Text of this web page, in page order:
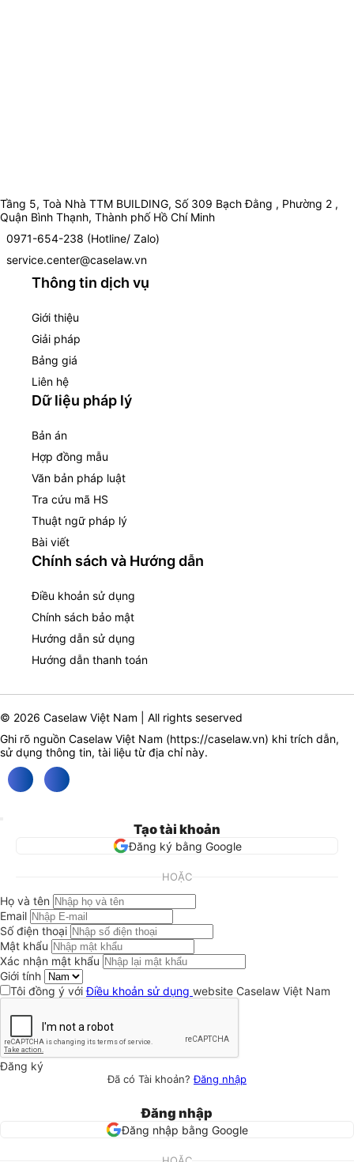
Tầng 5, Toà Nhà TTM BUILDING, Số 309 Bạch Đằng , Phường 2 ,
Quận Bình Thạnh, Thành phố Hồ Chí Minh
0971-654-238 (Hotline/ Zalo)
service.center@caselaw.vn
Thông tin dịch vụ
Giới thiệu
Giải pháp
Bảng giá
Liên hệ
Dữ liệu pháp lý
Bản án
Hợp đồng mẫu
Văn bản pháp luật
Tra cứu mã HS
Thuật ngữ pháp lý
Bài viết
Chính sách và Hướng dẫn
Điều khoản sử dụng
Chính sách bảo mật
Hướng dẫn sử dụng
Hướng dẫn thanh toán
© 2026 Caselaw Việt Nam | All rights seserved
Ghi rõ nguồn Caselaw Việt Nam (https://caselaw.vn) khi trích dẫn,
sử dụng thông tin, tài liệu từ địa chỉ này.
Tạo tài khoản
Đăng ký bằng Google
HOẶC
Họ và tên
Email
Số điện thoại
Mật khẩu
Xác nhận mật khẩu
Giới tính
Tôi đồng ý vớiĐiều khoản sử dụng website Caselaw Việt Nam
Đăng ký
Đã có Tài khoản?Đăng nhập
Đăng nhập
Đăng nhập bằng Google